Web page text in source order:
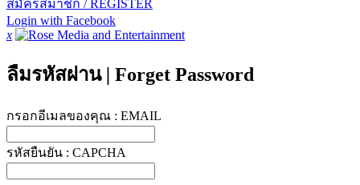
สมัครสมาชิก / REGISTER
Login with Facebook
x
ลืมรหัสผ่าน | Forget Password
กรอกอีเมลของคุณ : EMAIL
รหัสยืนยัน : CAPCHA